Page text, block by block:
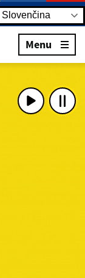
Slovenčina
Menu